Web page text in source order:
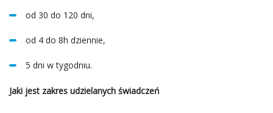
od 30 do 120 dni,
od 4 do 8h dziennie,
5 dni w tygodniu.
Jaki jest zakres udzielanych świadczeń